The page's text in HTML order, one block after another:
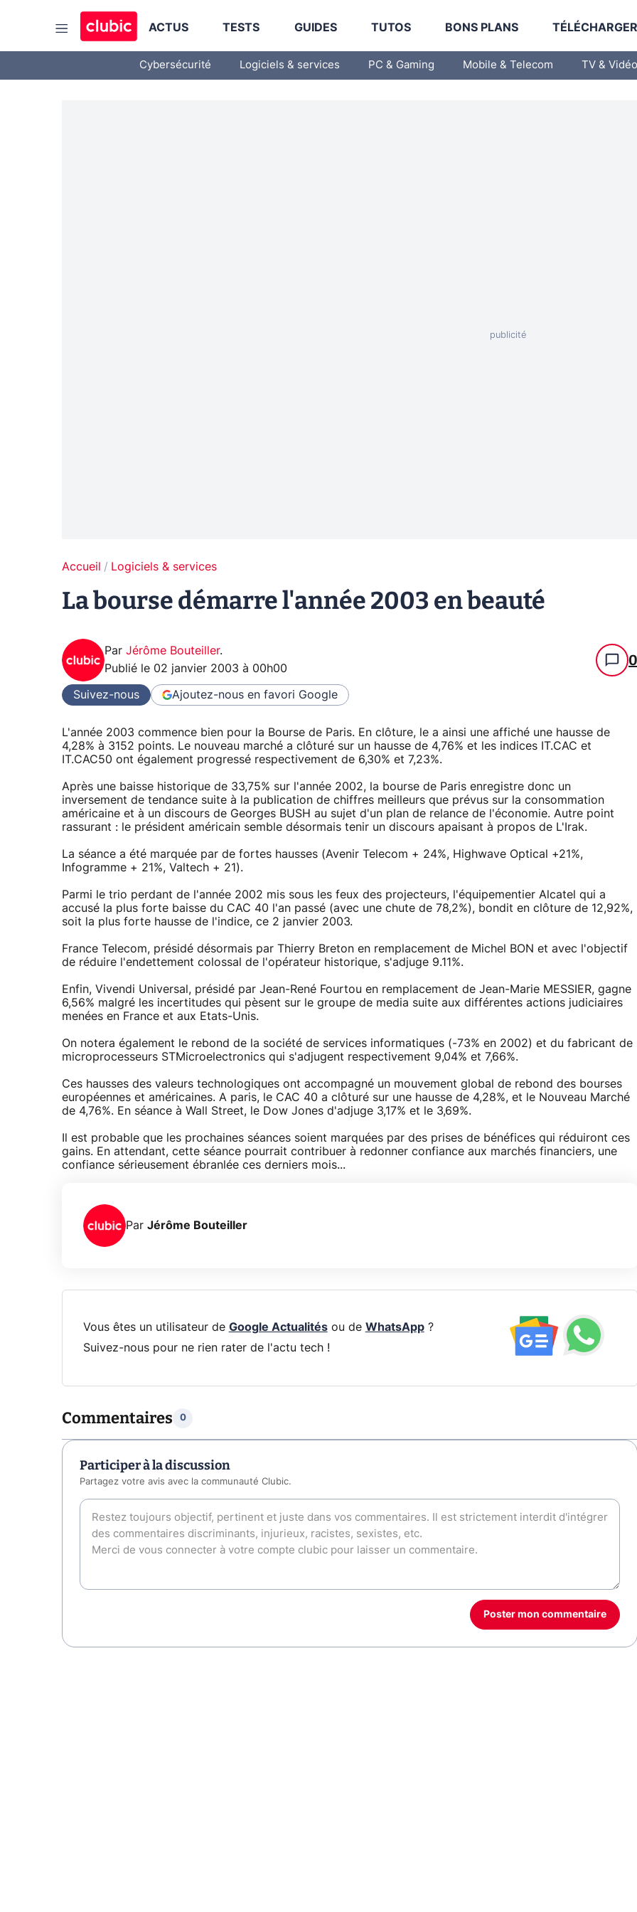
ACTUS TESTS GUIDES TUTOS BONS PLANS
Cybersécurité Logiciels & services PC & Gaming Mobile & Telecom TV & Vidéo
Accueil Logiciels & services
La bourse démarre l'année 2003 en beauté
Par Jérôme Bouteiller.
Publié le 02 janvier 2003 à 00h00 0
Suivez-nous Ajoutez-nous en favori Google
L'année 2003 commence bien pour la Bourse de Paris. En clôture, le a ainsi une affiché une hausse de
4,28% à 3152 points. Le nouveau marché a clôturé sur un hausse de 4,76% et les indices IT.CAC et
IT.CAC50 ont également progressé respectivement de 6,30% et 7,23%.
Après une baisse historique de 33,75% sur l'année 2002, la bourse de Paris enregistre donc un
inversement de tendance suite à la publication de chiffres meilleurs que prévus sur la consommation
américaine et à un discours de Georges BUSH au sujet d'un plan de relance de l'économie. Autre point
rassurant : le président américain semble désormais tenir un discours apaisant à propos de L'Irak.
La séance a été marquée par de fortes hausses (Avenir Telecom + 24%, Highwave Optical +21%,
Infogramme + 21%, Valtech + 21).
Parmi le trio perdant de l'année 2002 mis sous les feux des projecteurs, l'équipementier Alcatel qui a
accusé la plus forte baisse du CAC 40 l'an passé (avec une chute de 78,2%), bondit en clôture de 12,92%,
soit la plus forte hausse de l'indice, ce 2 janvier 2003.
France Telecom, présidé désormais par Thierry Breton en remplacement de Michel BON et avec l'objectif
de réduire l'endettement colossal de l'opérateur historique, s'adjuge 9.11%.
Enfin, Vivendi Universal, présidé par Jean-René Fourtou en remplacement de Jean-Marie MESSIER, gagne
6,56% malgré les incertitudes qui pèsent sur le groupe de media suite aux différentes actions judiciaires
menées en France et aux Etats-Unis.
On notera également le rebond de la société de services informatiques (-73% en 2002) et du fabricant de
microprocesseurs STMicroelectronics qui s'adjugent respectivement 9,04% et 7,66%.
Ces hausses des valeurs technologiques ont accompagné un mouvement global de rebond des bourses
européennes et américaines. A paris, le CAC 40 a clôturé sur une hausse de 4,28%, et le Nouveau Marché
de 4,76%. En séance à Wall Street, le Dow Jones d'adjuge 3,17% et le 3,69%.
Il est probable que les prochaines séances soient marquées par des prises de bénéfices qui réduiront ces
gains. En attendant, cette séance pourrait contribuer à redonner confiance aux marchés financiers, une
confiance sérieusement ébranlée ces derniers mois...
Par Jérôme Bouteiller
Vous êtes un utilisateur de Google Actualitésou de WhatsApp?
Suivez-nous pour ne rien rater de l'actu tech !
Commentaires 0
Participer à la discussion
Partagez votre avis avec la communauté Clubic.
Poster mon commentaire